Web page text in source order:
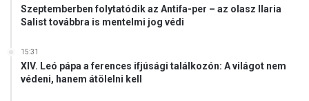
a
Szeptemberben folytatódik az Antifa-per – az olasz Ilaria
Salist továbbra is mentelmi jog védi
15:31
XIV. Leó pápa a ferences ifjúsági találkozón: A világot nem
védeni, hanem átölelni kell